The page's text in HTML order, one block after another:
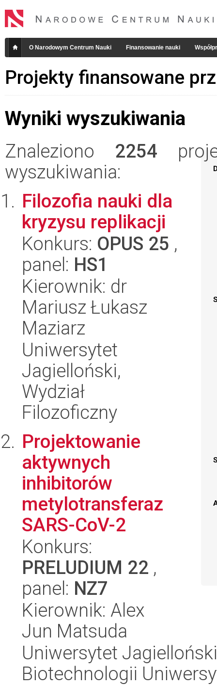
O Narodowym Centrum Nauki Finansowanie nauki
Projekty finansowane
Wyniki wyszukiwania
Znaleziono 2254
wyszukiwania:
Filozofia nauki dla
kryzysu replikacji
Konkurs: OPUS 25 ,
panel: HS1
Kierownik: dr
Mariusz Łukasz
Maziarz
Uniwersytet
Jagielloński,
Wydział
Filozoficzny
Projektowanie
aktywnych
inhibitorów
metylotransferaz
SARS-CoV-2
Konkurs:
PRELUDIUM 22 ,
panel: NZ7
Kierownik: Alex
Jun Matsuda
Uniwersytet
Biotechnologii